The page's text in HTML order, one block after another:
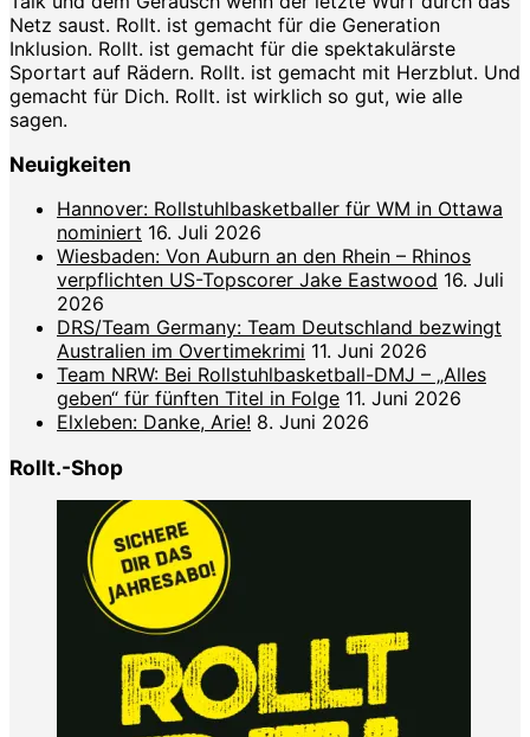
Netz saust. Rollt. ist gemacht für die Generation
Inklusion. Rollt. ist gemacht für die spektakulärste
Sportart auf Rädern. Rollt. ist gemacht mit Herzblut. Und
gemacht für Dich. Rollt. ist wirklich so gut, wie alle
sagen.
Neuigkeiten
Hannover: Rollstuhlbasketballer für WM in Ottawa
nominiert 16. Juli 2026
Wiesbaden: Von Auburn an den Rhein – Rhinos
verpflichten US-Topscorer Jake Eastwood 16. Juli
2026
DRS/Team Germany: Team Deutschland bezwingt
Australien im Overtimekrimi 11. Juni 2026
Team NRW: Bei Rollstuhlbasketball-DMJ – „Alles
geben“ für fünften Titel in Folge 11. Juni 2026
Elxleben: Danke, Arie! 8. Juni 2026
Rollt.-Shop